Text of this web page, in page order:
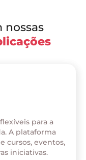
nossas
para a
A plataforma
cursos, eventos,
iniciativas.